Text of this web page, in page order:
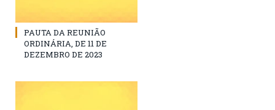
PAUTA DA REUNIÃO
ORDINÁRIA, DE 11 DE
DEZEMBRO DE 2023